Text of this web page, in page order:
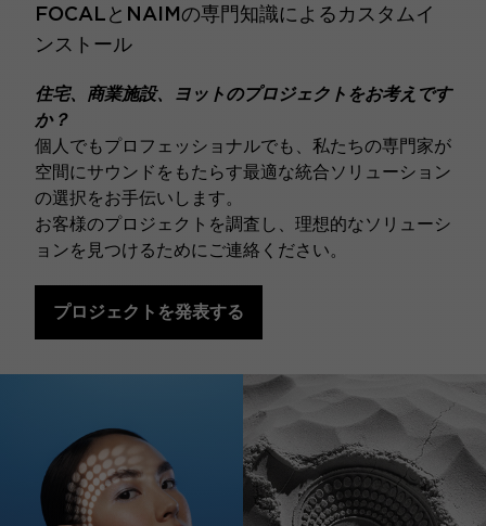
FOCALとNAIMの専門知識によるカスタムイ
ンストール
住宅、商業施設、ヨットのプロジェクトをお考えです
か？
個人でもプロフェッショナルでも、私たちの専門家が
空間にサウンドをもたらす最適な統合ソリューション
の選択をお手伝いします。
お客様のプロジェクトを調査し、理想的なソリューシ
ョンを見つけるためにご連絡ください。
プロジェクトを発表する